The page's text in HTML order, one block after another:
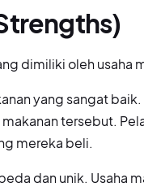
dimiliki oleh usaha
yang sangat
makanan tersebut.
mereka beli.
dan unik. Usaha